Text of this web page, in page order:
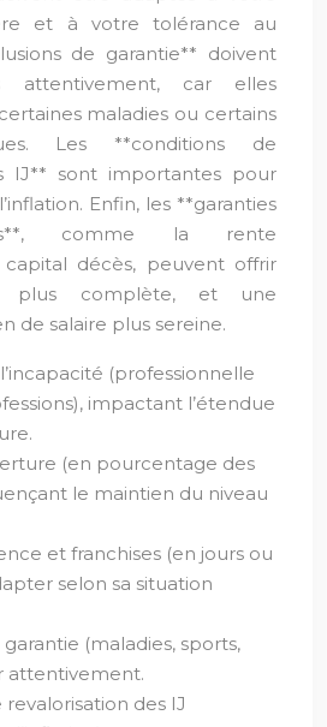
et à votre tolérance au
de garantie** doivent
attentivement, car elles
maladies ou certains
Les **conditions de
IJ** sont importantes pour
Enfin, les **garanties
comme la rente
capital décès, peuvent offrir
plus complète, et une
de salaire plus sereine.
(professionnelle
impactant l’étendue
(en pourcentage des
le maintien du niveau
et franchises (en jours ou
selon sa situation
garantie (maladies, sports,
attentivement.
des IJ